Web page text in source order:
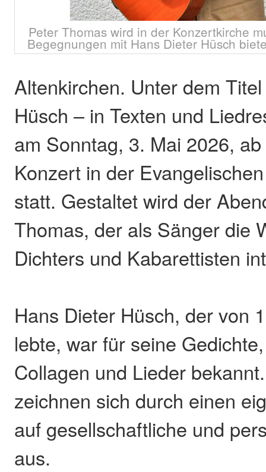
Peter Thomas wird in der Konzertkirche
Begegnungen mit Hans Dieter Hüsch
Altenkirchen. Unter dem
Hüsch – in Texten und
am Sonntag, 3. Mai 2026,
Konzert in der
statt. Gestaltet wird der
Thomas, der als Sänger die
Dichters und Kabarettisten
Hans Dieter Hüsch, der von
lebte, war für seine
Collagen und Lieder
zeichnen sich durch einen
auf gesellschaftliche und
aus.